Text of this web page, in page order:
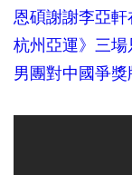
恩碩謝謝李亞
杭州亞運》三
男團對中國爭獎